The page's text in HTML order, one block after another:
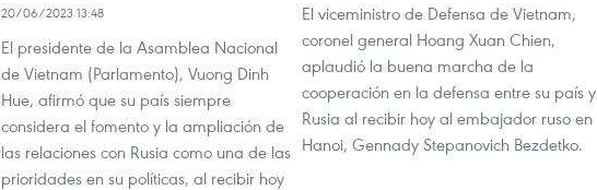
20/06/2023 13:48
El presidente de la Asamblea Nacional
de Vietnam (Parlamento), Vuong Dinh
Hue, afirmó que su país siempre
considera el fomento y la ampliación de
las relaciones con Rusia como una de las
prioridades en su políticas, al recibir hoy
El viceministro de Defensa de Vietnam,
coronel general Hoang Xuan Chien,
aplaudió la buena marcha de la
cooperación en la defensa entre su país y
Rusia al recibir hoy al embajador ruso en
Hanoi, Gennady Stepanovich Bezdetko.